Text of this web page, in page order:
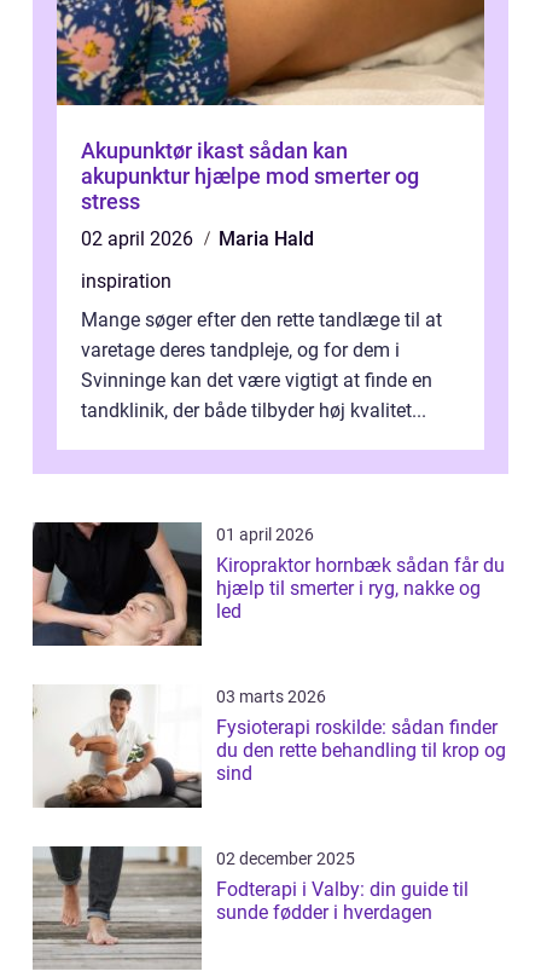
Akupunktør ikast sådan kan
akupunktur hjælpe mod smerter og
stress
02 april 2026
Maria Hald
inspiration
Mange søger efter den rette tandlæge til at
varetage deres tandpleje, og for dem i
Svinninge kan det være vigtigt at finde en
tandklinik, der både tilbyder høj kvalitet...
01 april 2026
Kiropraktor hornbæk sådan får du
hjælp til smerter i ryg, nakke og
led
03 marts 2026
Fysioterapi roskilde: sådan finder
du den rette behandling til krop og
sind
02 december 2025
Fodterapi i Valby: din guide til
sunde fødder i hverdagen